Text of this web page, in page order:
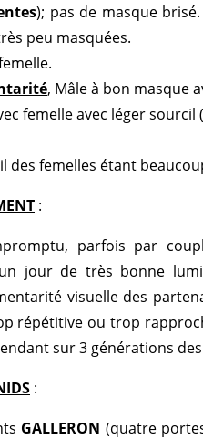
); pas de masque
peu masquées.
, Mâle à bon masque
femelle avec léger sourcil
des femelles étant
:
parfois par
jour de très bonne
visuelle des
répétitive ou trop
sur 3 générations
:
GALLERON (quatre